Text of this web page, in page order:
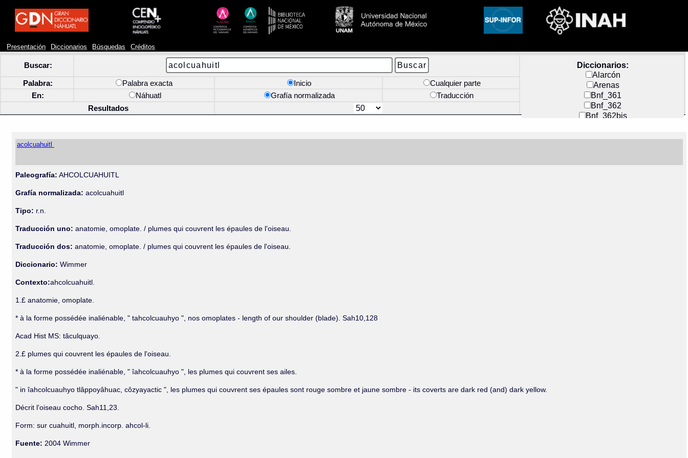
Presentación Diccionarios Búsquedas Créditos
Buscar:
Diccionarios:
Alarcón
Arenas
Bnf_361
Bnf_362
Bnf_362bis
Docs_México
Palabra: Palabra exacta Inicio
Cualquier parte
En:
Náhuatl Grafía normalizada
Traducción
Resultados
acolcuahuitl
Paleografía: AHCOLCUAHUITL
Grafía normalizada: acolcuahuitl
Tipo: r.n.
Traducción uno: anatomie, omoplate. / plumes qui couvrent les épaules de l'oiseau.
Traducción dos: anatomie, omoplate. / plumes qui couvrent les épaules de l'oiseau.
Diccionario:Wimmer
Contexto:ahcolcuahuitl.
1.£ anatomie, omoplate.
* à la forme possédée inaliénable, " tahcolcuauhyo ", nos omoplates - length of our shoulder (blade). Sah10,128
Acad Hist MS: tâculquayo.
2.£ plumes qui couvrent les épaules de l'oiseau.
* à la forme possédée inaliénable, " îahcolcuauhyo ", les plumes qui couvrent ses ailes.
" in îahcolcuauhyo tlâppoyâhuac, côzyayactic ", les plumes qui couvrent ses épaules sont rouge sombre et jaune sombre - its coverts are dark red (and) dark yellow.
Décrit l'oiseau cocho. Sah11,23.
Form: sur cuahuitl, morph.incorp. ahcol-li.
Fuente: 2004 Wimmer